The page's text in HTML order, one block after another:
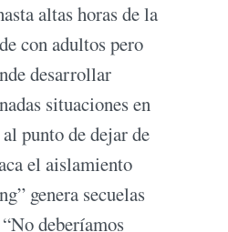
altas horas de la
con adultos pero
desarrollar
situaciones en
punto de dejar de
el aislamiento
genera secuelas
deberíamos